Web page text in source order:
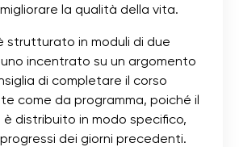
la qualità della vita.
strutturato in moduli di due
incentrato su un argomento
di completare il corso
come da programma, poiché il
è distribuito in modo specifico,
dei giorni precedenti.